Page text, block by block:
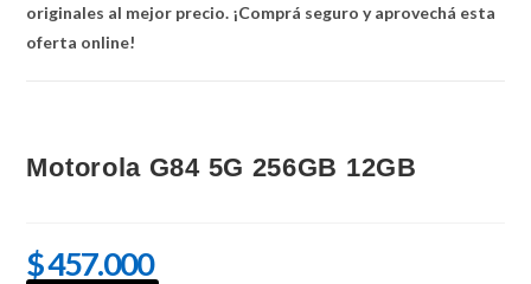
originales al mejor precio. ¡Comprá seguro y aprovechá esta
oferta online!
Motorola G84 5G 256GB 12GB
$457.000